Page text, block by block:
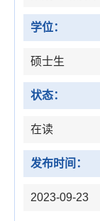
学位：
硕士生
状态：
在读
发布时间：
2023-09-23